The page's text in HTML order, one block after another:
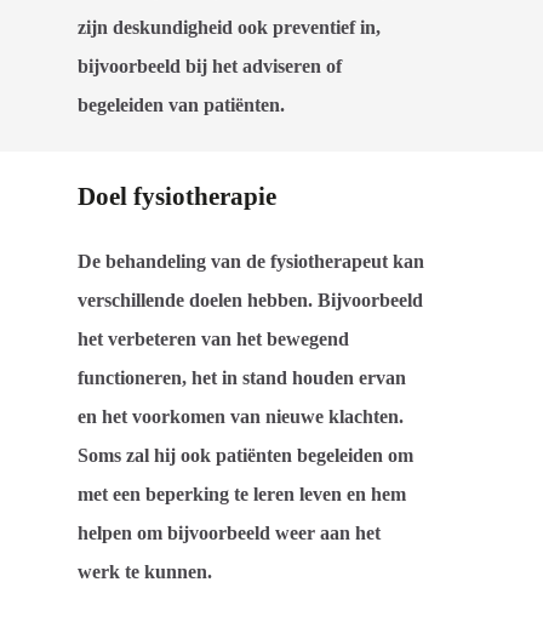
zijn deskundigheid ook preventief in,
bijvoorbeeld bij het adviseren of
begeleiden van patiënten.
Doel fysiotherapie
De behandeling van de fysiotherapeut kan
verschillende doelen hebben. Bijvoorbeeld
het verbeteren van het bewegend
functioneren, het in stand houden ervan
en het voorkomen van nieuwe klachten.
Soms zal hij ook patiënten begeleiden om
met een beperking te leren leven en hem
helpen om bijvoorbeeld weer aan het
werk te kunnen.